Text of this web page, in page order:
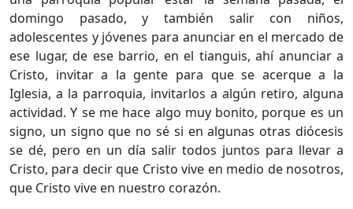
domingo pasado, y también salir con niños,
adolescentes y jóvenes para anunciar en el mercado de
ese lugar, de ese barrio, en el tianguis, ahí anunciar a
Cristo, invitar a la gente para que se acerque a la
Iglesia, a la parroquia, invitarlos a algún retiro, alguna
actividad. Y se me hace algo muy bonito, porque es un
signo, un signo que no sé si en algunas otras diócesis
se dé, pero en un día salir todos juntos para llevar a
Cristo, para decir que Cristo vive en medio de nosotros,
que Cristo vive en nuestro corazón.